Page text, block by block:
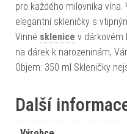
pro každého milovníka
elegantní skleničky s
Vinné sklenice v dárkovém
na dárek k narozeninám,
Objem: 350 ml Skleničky
Další